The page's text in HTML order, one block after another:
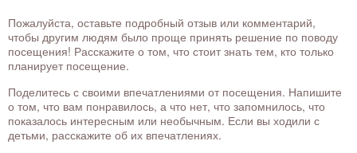
Пожалуйста, оставьте подробный отзыв или комментарий,
чтобы другим людям было проще принять решение по поводу
посещения! Расскажите о том, что стоит знать тем, кто только
планирует посещение.
Поделитесь с своими впечатлениями от посещения. Напишите
о том, что вам понравилось, а что нет, что запомнилось, что
показалось интересным или необычным. Если вы ходили с
детьми, расскажите об их впечатлениях.